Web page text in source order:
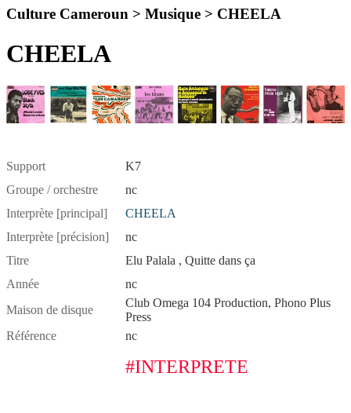
Culture Cameroun > Musique > CHEELA
CHEELA
Support
K7
Groupe / orchestre
nc
Interprète [principal]
CHEELA
Interprète [précision]
nc
Titre
Elu Palala , Quitte dans ça
Année
nc
Maison de disque
Club Omega 104 Production, Phono Plus
Press
Référence
nc
#INTERPRETE